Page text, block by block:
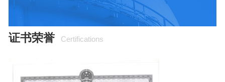
证书荣誉 Certifications